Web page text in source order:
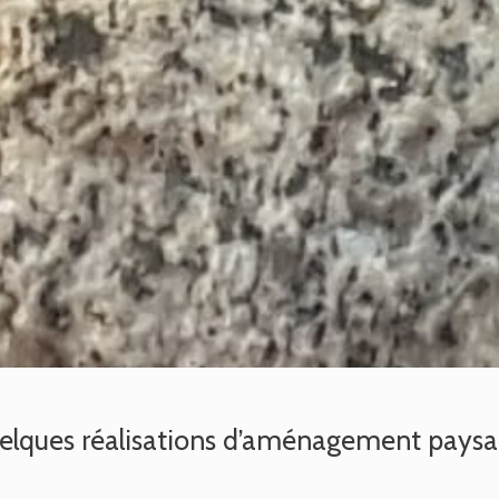
réalisations d’aménagement